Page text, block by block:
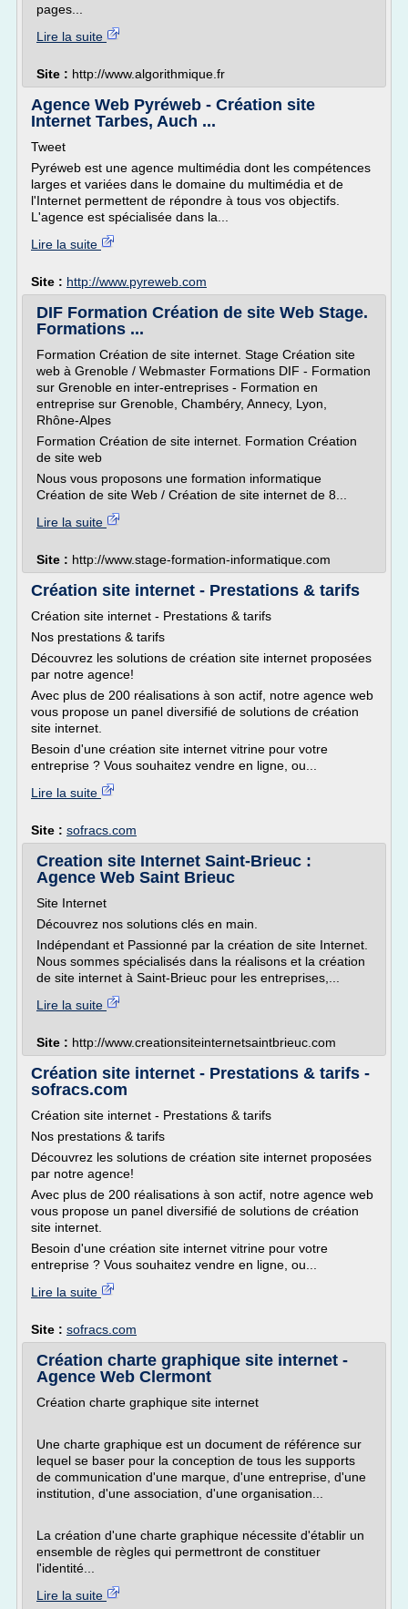
pages...
Lire la suite
Site : http://www.algorithmique.fr
Agence Web Pyréweb - Création site
Internet Tarbes, Auch ...
Tweet
Pyréweb est une agence multimédia dont les compétences
larges et variées dans le domaine du multimédia et de
l'Internet permettent de répondre à tous vos objectifs.
L'agence est spécialisée dans la...
Lire la suite
Site : http://www.pyreweb.com
DIF Formation Création de site Web Stage.
Formations ...
Formation Création de site internet. Stage Création site
web à Grenoble / Webmaster Formations DIF - Formation
sur Grenoble en inter-entreprises - Formation en
entreprise sur Grenoble, Chambéry, Annecy, Lyon,
Rhône-Alpes
Formation Création de site internet. Formation Création
de site web
Nous vous proposons une formation informatique
Création de site Web / Création de site internet de 8...
Lire la suite
Site : http://www.stage-formation-informatique.com
Création site internet - Prestations & tarifs
Création site internet - Prestations & tarifs
Nos prestations & tarifs
Découvrez les solutions de création site internet proposées
par notre agence!
Avec plus de 200 réalisations à son actif, notre agence web
vous propose un panel diversifié de solutions de création
site internet.
Besoin d'une création site internet vitrine pour votre
entreprise ? Vous souhaitez vendre en ligne, ou...
Lire la suite
Site : sofracs.com
Creation site Internet Saint-Brieuc :
Agence Web Saint Brieuc
Site Internet
Découvrez nos solutions clés en main.
Indépendant et Passionné par la création de site Internet.
Nous sommes spécialisés dans la réalisons et la création
de site internet à Saint-Brieuc pour les entreprises,...
Lire la suite
Site : http://www.creationsiteinternetsaintbrieuc.com
Création site internet - Prestations & tarifs -
sofracs.com
Création site internet - Prestations & tarifs
Nos prestations & tarifs
Découvrez les solutions de création site internet proposées
par notre agence!
Avec plus de 200 réalisations à son actif, notre agence web
vous propose un panel diversifié de solutions de création
site internet.
Besoin d'une création site internet vitrine pour votre
entreprise ? Vous souhaitez vendre en ligne, ou...
Lire la suite
Site : sofracs.com
Création charte graphique site internet -
Agence Web Clermont
Création charte graphique site internet
Une charte graphique est un document de référence sur
lequel se baser pour la conception de tous les supports
de communication d'une marque, d'une entreprise, d'une
institution, d'une association, d'une organisation...
La création d'une charte graphique nécessite d'établir un
ensemble de règles qui permettront de constituer
l'identité...
Lire la suite